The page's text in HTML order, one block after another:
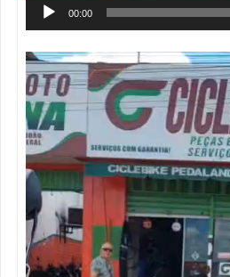
00:00
Tocador
de
vídeo